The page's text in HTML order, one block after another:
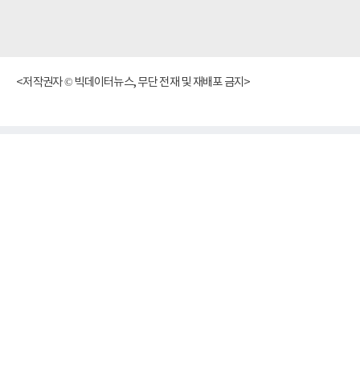
<저작권자 © 빅데이터뉴스, 무단 전재 및 재배포 금지>